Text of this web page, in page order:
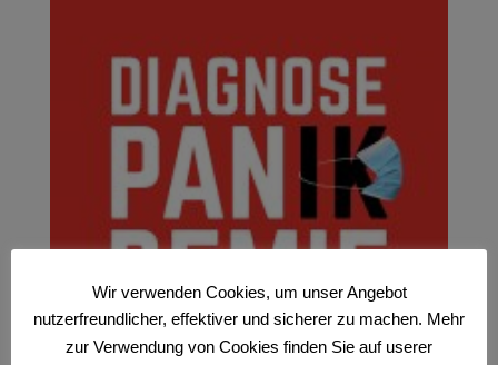
Wir verwenden Cookies, um unser Angebot
nutzerfreundlicher, effektiver und sicherer zu machen. Mehr
zur Verwendung von Cookies finden Sie auf userer